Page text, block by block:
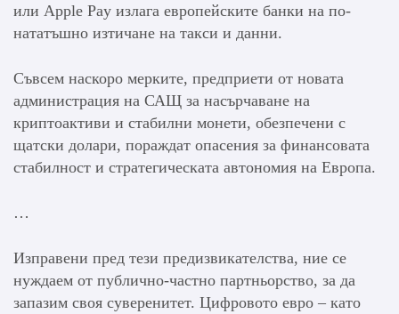
или Apple Pay излага европейските банки на по-
нататъшно изтичане на такси и данни.
Съвсем наскоро мерките, предприети от новата
администрация на САЩ за насърчаване на
криптоактиви и стабилни монети, обезпечени с
щатски долари, пораждат опасения за финансовата
стабилност и стратегическата автономия на Европа.
…
Изправени пред тези предизвикателства, ние се
нуждаем от публично-частно партньорство, за да
запазим своя суверенитет. Цифровото евро – като